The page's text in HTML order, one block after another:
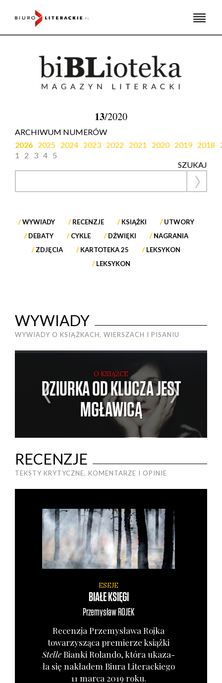
13/2020
ARCHIWUM NUMERÓW
2026 2025 2024 2023 2022 2021 2020 2019 2018
1
2 3 4 5
SZUKAJ
WYWIADY RECENZJE KSIĄŻKI
UTWORY
DEBATY
CYKLE DŹWIĘKI
NAGRANIA
ZDJĘCIA
KARTOTEKA 25
LEKSYKON
LEKSYKON
WYWIADY
WYWIADY O KSIĄŻKACH, WIERSZACH I PISANIU
O KSIĄŻCE
DZIURKA OD KLUCZA JEST
MGŁAWICĄ
RECENZJE
TEKSTY KRYTYCZNE, KOMENTARZE I OPINIE
ESEJE
BIAŁE KSIĘGI
Przemysław ROJEK
Recen­zja Prze­my­sła­wa Roj­ka
towa­rzy­szą­ca pre­mie­rze książ­ki
Stel­leBian­ki Rolan­do, któ­ra uka­za­
ła się nakła­dem Biu­ra Lite­rac­kie­go
11 mar­ca 2019 roku.